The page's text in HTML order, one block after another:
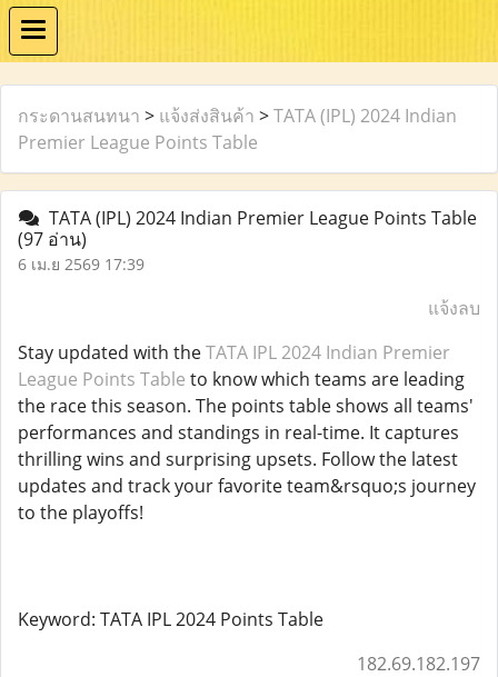
กระดานสนทนา > แจ้งส่งสินค้า >TATA (IPL) 2024 Indian
Premier League Points Table
TATA (IPL) 2024 Indian Premier League Points Table
(97 อ่าน)
6 เม.ย 2569 17:39
แจ้งลบ
Stay updated with theTATA IPL 2024 Indian Premier
League Points Table to know which teams are leading
the race this season. The points table shows all teams'
performances and standings in real-time. It captures
thrilling wins and surprising upsets. Follow the latest
updates and track your favorite team&rsquo;s journey
to the playoffs!
Keyword: TATA IPL 2024 Points Table
182.69.182.197